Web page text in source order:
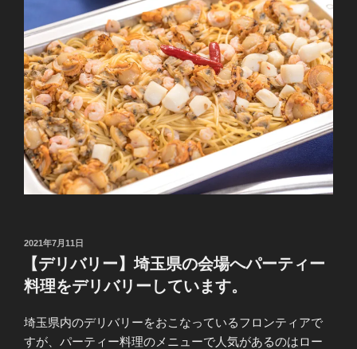
投
日:
2021年7月11日
【デリバリー】埼玉県の会場へパーティー
料理をデリバリーしています。
埼玉県内のデリバリーをおこなっているフロンティアで
すが、パーティー料理のメニューで人気があるのはロー